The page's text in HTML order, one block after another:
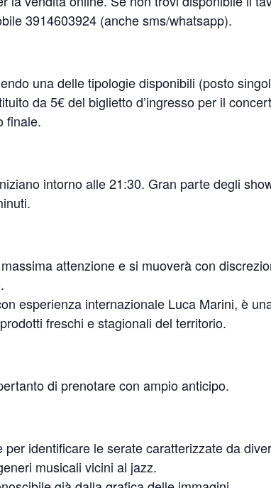
3914603924 (anche sms/whatsapp).
una delle tipologie disponibili (posto
da 5€ del biglietto d’ingresso per il
finale.
intorno alle 21:30. Gran parte degli
attenzione e si muoverà con
esperienza internazionale Luca Marini, è
freschi e stagionali del territorio.
di prenotare con ampio anticipo.
identificare le serate caratterizzate da
musicali vicini al jazz.